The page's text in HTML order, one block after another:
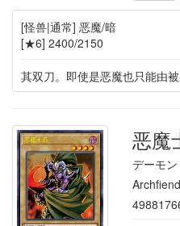
[怪兽|通常] 恶魔/暗
[★6] 2400/2150
其双刀。即使是恶魔也只能由
恶魔
デーモ